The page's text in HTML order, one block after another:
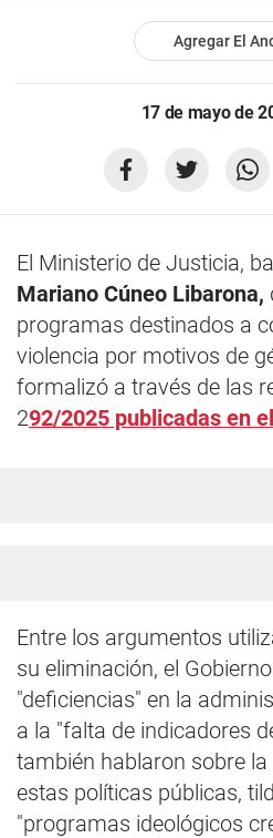
Agregar El
17 de mayo de
El Ministerio de Justicia,
Mariano Cúneo Libarona,
programas destinados a
violencia por motivos de
formalizó a través de las
292/2025 publicadas en
Entre los argumentos
su eliminación, el
"deficiencias" en la
a la "falta de indicadores
también hablaron sobre la
estas políticas públicas,
"programas ideológicos